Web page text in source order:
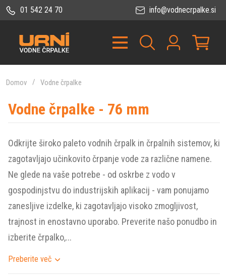
01 542 24 70 info@vodnecrpalke.si
Domov Vodne črpalke
Vodne črpalke - 76 mm
Odkrijte široko paleto vodnih črpalk in črpalnih sistemov, ki
zagotavljajo učinkovito črpanje vode za različne namene.
Ne glede na vaše potrebe - od oskrbe z vodo v
gospodinjstvu do industrijskih aplikacij - vam ponujamo
zanesljive izdelke, ki zagotavljajo visoko zmogljivost,
trajnost in enostavno uporabo. Preverite našo ponudbo in
izberite črpalko,...
Preberite več